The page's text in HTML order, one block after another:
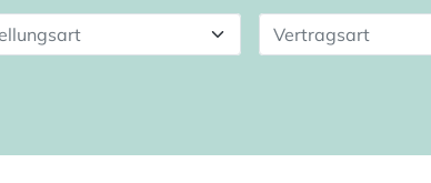
Vertragsart